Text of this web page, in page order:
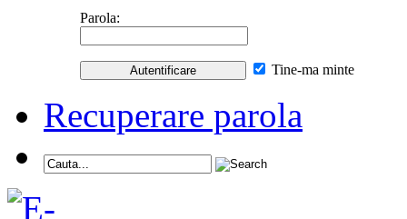
Parola:
Tine-ma minte
Recuperare parola